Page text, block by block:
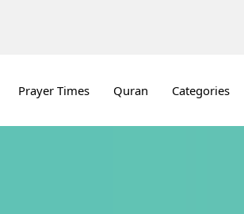
Prayer Times Quran Categories